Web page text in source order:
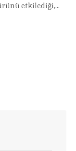
etkilediği,...